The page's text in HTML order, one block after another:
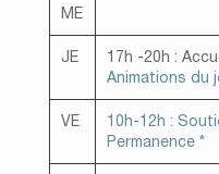
ME
JE
17h -20h :
Animations du
VE
10h-12h :
Permanence *